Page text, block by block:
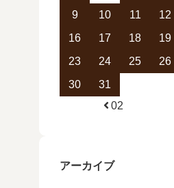
9
10 11 12
16
17 18 19
23
24 25 26
30
31
02
アーカイブ